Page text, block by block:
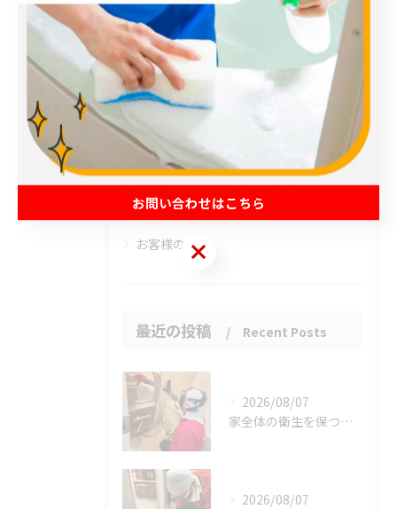
カテゴリー Categories
全てのカテゴリー
エアコン
春日部市のハウスクリーニング
草加市のハウスクリーニング
松伏町のハウスクリーニング
吉川市のハウスクリーニング
お客様の声
最近の投稿 Recent Posts
2026/08/07
家全体の衛生を保つ鍵。
2026/08/07
お問い合わせはこちら
お問い合わせはこちら